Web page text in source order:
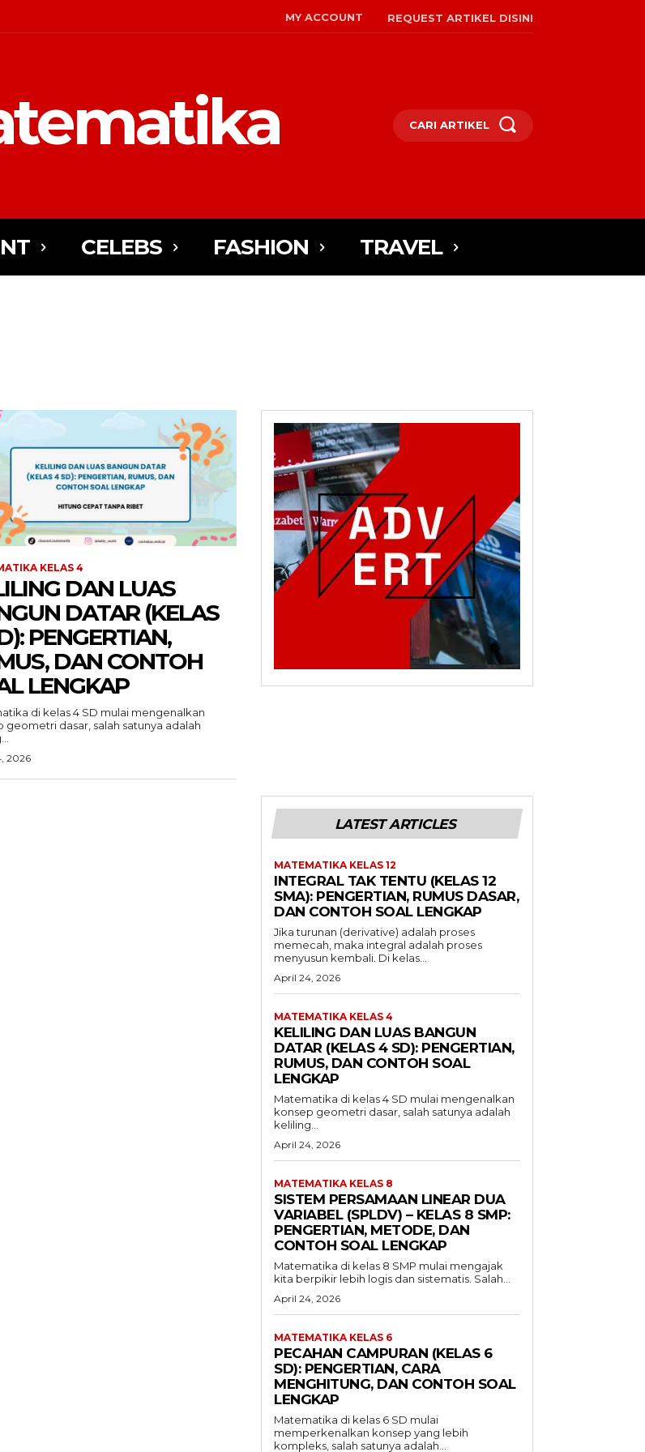
MY ACCOUNT REQUEST ARTIKEL DISINI
CARI ARTIKEL
CELEBS FASHION TRAVEL
KELAS 4
DAN LUAS
DATAR (KELAS
PENGERTIAN,
DAN CONTOH
LENGKAP
di kelas 4 SD mulai mengenalkan
geometri dasar, salah satunya adalah
2026
LATEST ARTICLES
MATEMATIKA KELAS 12
INTEGRAL TAK TENTU (KELAS 12
SMA): PENGERTIAN, RUMUS DASAR,
DAN CONTOH SOAL LENGKAP
Jika turunan (derivative) adalah proses
memecah, maka integral adalah proses
menyusun kembali. Di kelas...
April 24, 2026
MATEMATIKA KELAS 4
KELILING DAN LUAS BANGUN
DATAR (KELAS 4 SD): PENGERTIAN,
RUMUS, DAN CONTOH SOAL
LENGKAP
Matematika di kelas 4 SD mulai mengenalkan
konsep geometri dasar, salah satunya adalah
keliling...
April 24, 2026
MATEMATIKA KELAS 8
SISTEM PERSAMAAN LINEAR DUA
VARIABEL (SPLDV) – KELAS 8 SMP:
PENGERTIAN, METODE, DAN
CONTOH SOAL LENGKAP
Matematika di kelas 8 SMP mulai mengajak
kita berpikir lebih logis dan sistematis. Salah...
April 24, 2026
MATEMATIKA KELAS 6
PECAHAN CAMPURAN (KELAS 6
SD): PENGERTIAN, CARA
MENGHITUNG, DAN CONTOH SOAL
LENGKAP
Matematika di kelas 6 SD mulai
memperkenalkan konsep yang lebih
kompleks, salah satunya adalah...